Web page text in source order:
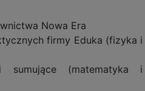
Nowa Era
firmy Eduka (fizyka i
sumujące (matematyka i